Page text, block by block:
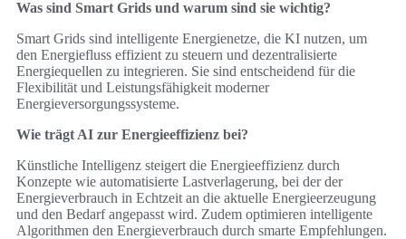
Was sind Smart Grids und warum sind sie wichtig?
Smart Grids sind intelligente Energienetze, die KI nutzen, um
den Energiefluss effizient zu steuern und dezentralisierte
Energiequellen zu integrieren. Sie sind entscheidend für die
Flexibilität und Leistungsfähigkeit moderner
Energieversorgungssysteme.
Wie trägt AI zur Energieeffizienz bei?
Künstliche Intelligenz steigert die Energieeffizienz durch
Konzepte wie automatisierte Lastverlagerung, bei der der
Energieverbrauch in Echtzeit an die aktuelle Energieerzeugung
und den Bedarf angepasst wird. Zudem optimieren intelligente
Algorithmen den Energieverbrauch durch smarte Empfehlungen.